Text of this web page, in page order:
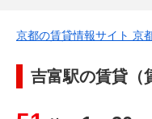
京都の賃貸情報サイト 京
吉富駅の賃貸（